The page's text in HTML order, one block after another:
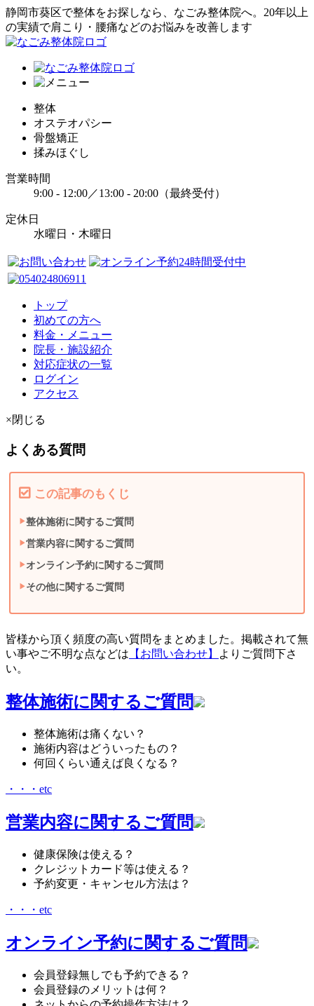
静岡市葵区で整体をお探しなら、なごみ整体院へ。20年以上
の実績で肩こり・腰痛などのお悩みを改善します
整体
オステオパシー
骨盤矯正
揉みほぐし
営業時間
9:00 - 12:00／13:00 - 20:00（最終受付）
定休日
水曜日・木曜日
トップ
初めての方へ
料金・メニュー
院長・施設紹介
対応症状の一覧
ログイン
アクセス
×閉じる
よくある質問
この記事のもくじ
整体施術に関するご質問
営業内容に関するご質問
オンライン予約に関するご質問
その他に関するご質問
皆様から頂く頻度の高い質問をまとめました。掲載されて無
い事やご不明な点などは 【お問い合わせ】
よりご質問下さ
い。
整体施術に関するご質問
整体施術は痛くない？
施術内容はどういったもの？
何回くらい通えば良くなる？
・・・etc
営業内容に関するご質問
健康保険は使える？
クレジットカード等は使える？
予約変更・キャンセル方法は？
・・・etc
オンライン予約に関するご質問
会員登録無しでも予約できる？
会員登録のメリットは何？